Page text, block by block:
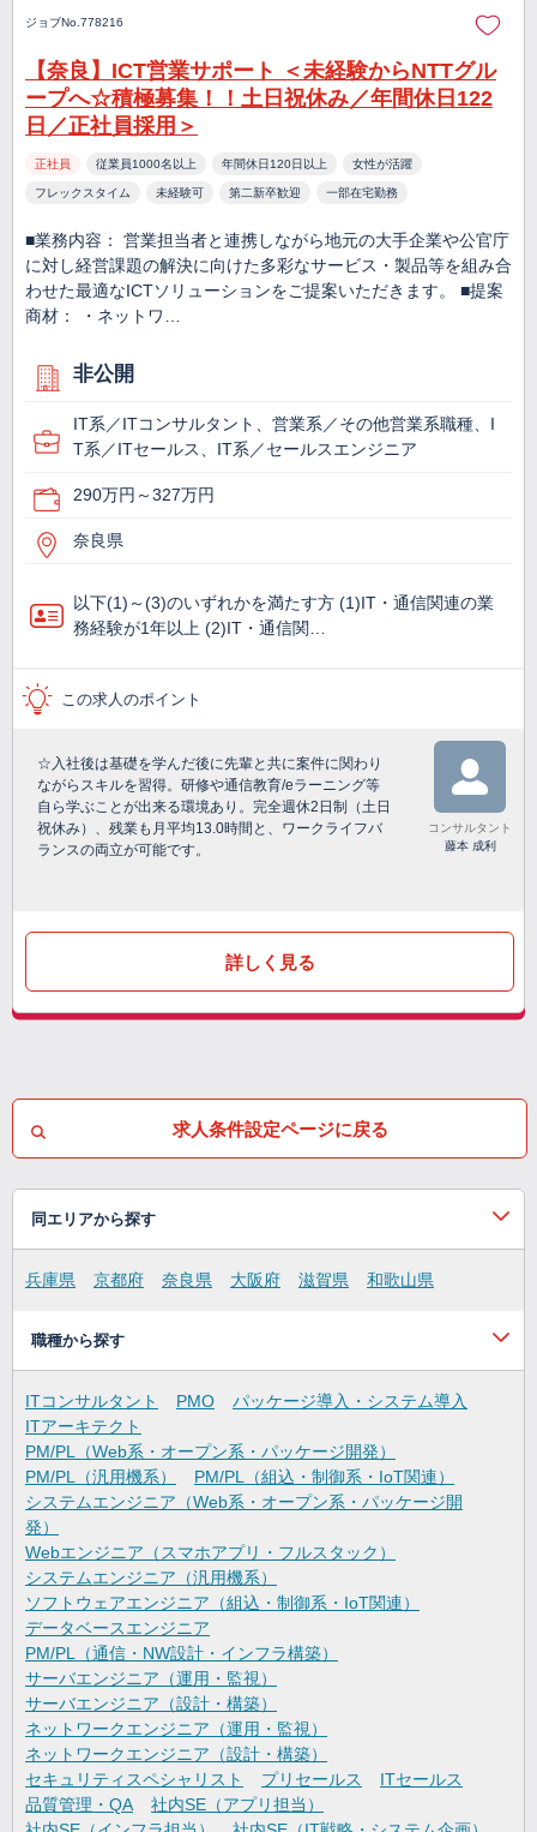
ジョブNo.778216
【奈良】ICT営業サポート ＜未経験からNTTグル
ープへ☆積極募集！！土日祝休み／年間休日122
日／正社員採用＞
正社員 従業員1000名以上 年間休日120日以上 女性が活躍
フレックスタイム 未経験可 第二新卒歓迎 一部在宅勤務
■業務内容： 営業担当者と連携しながら地元の大手企業や公官庁
に対し経営課題の解決に向けた多彩なサービス・製品等を組み合
わせた最適なICTソリューションをご提案いただきます。 ■提案
商材： ・ネットワ…
非公開
IT系／ITコンサルタント、営業系／その他営業系職種、I
T系／ITセールス、IT系／セールスエンジニア
290万円～327万円
奈良県
以下(1)～(3)のいずれかを満たす方 (1)IT・通信関連の業
務経験が1年以上 (2)IT・通信関…
この求人のポイント
☆入社後は基礎を学んだ後に先輩と共に案件に関わり
ながらスキルを習得。研修や通信教育/eラーニング等
自ら学ぶことが出来る環境あり。完全週休2日制（土日
祝休み）、残業も月平均13.0時間と、ワークライフバ
ランスの両立が可能です。
コンサルタント
藤本 成利
詳しく見る
求人条件設定ページに戻る
同エリアから探す
兵庫県 京都府 奈良県 大阪府 滋賀県 和歌山県
職種から探す
ITコンサルタント PMO
パッケージ導入・システム導入
ITアーキテクト
PM/PL（Web系・オープン系・パッケージ開発）
PM/PL（汎用機系）
PM/PL（組込・制御系・IoT関連）
システムエンジニア（Web系・オープン系・パッケージ開
発）
Webエンジニア（スマホアプリ・フルスタック）
システムエンジニア（汎用機系）
ソフトウェアエンジニア（組込・制御系・IoT関連）
データベースエンジニア
PM/PL（通信・NW設計・インフラ構築）
サーバエンジニア（運用・監視）
サーバエンジニア（設計・構築）
ネットワークエンジニア（運用・監視）
ネットワークエンジニア（設計・構築）
セキュリティスペシャリスト
プリセールス
ITセールス
品質管理・QA
社内SE（アプリ担当）